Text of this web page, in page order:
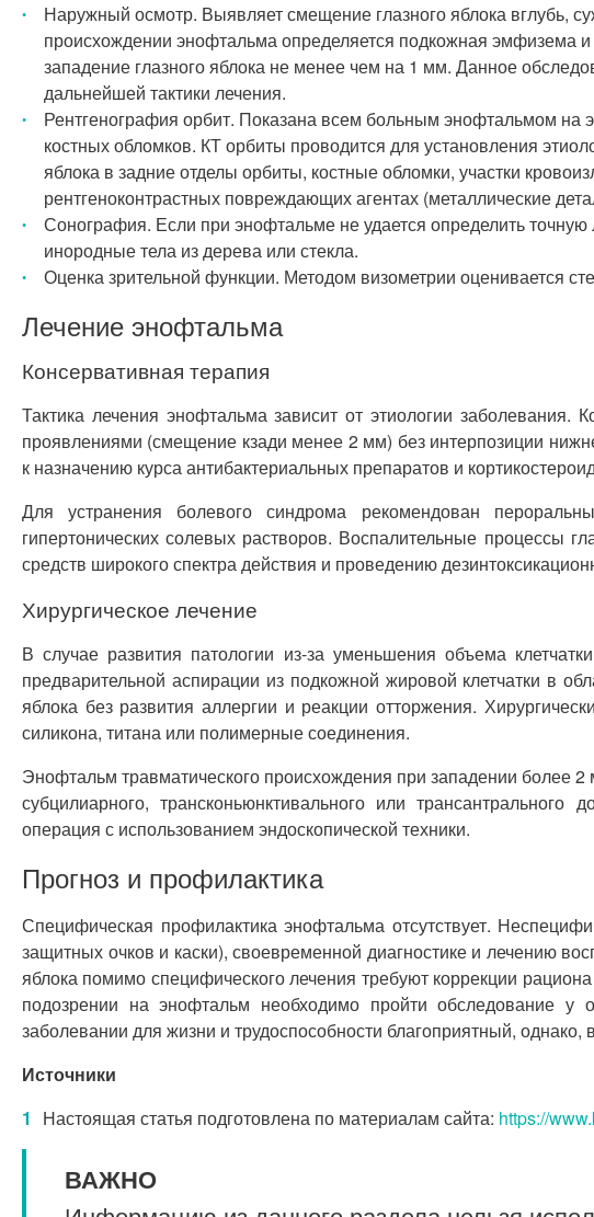
Наружный осмотр. Выявляет смещение глазного яблока вглубь,
происхождении энофтальма определяется подкожная эмфизема
западение глазного яблока не менее чем на 1 мм. Данное
дальнейшей тактики лечения.
Рентгенография орбит. Показана всем больным энофтальмом на
костных обломков. КТ орбиты проводится для установления
яблока в задние отделы орбиты, костные обломки, участки
рентгеноконтрастных повреждающих агентах (металлические
Сонография. Если при энофтальме не удается определить
инородные тела из дерева или стекла.
Оценка зрительной функции. Методом визометрии оценивается
Лечение энофтальма
Консервативная терапия
Тактика лечения энофтальма зависит от этиологии
проявлениями (смещение кзади менее 2 мм) без интерпозиции
к назначению курса антибактериальных препаратов и
Для устранения болевого синдрома рекомендован
гипертонических солевых растворов. Воспалительные процессы
средств широкого спектра действия и проведению
Хирургическое лечение
В случае развития патологии из-за уменьшения объема
предварительной аспирации из подкожной жировой клетчатки в
яблока без развития аллергии и реакции отторжения.
силикона, титана или полимерные соединения.
Энофтальм травматического происхождения при западении более
субцилиарного, трансконьюнктивального или
операция с использованием эндоскопической техники.
Прогноз и профилактика
Специфическая профилактика энофтальма отсутствует.
защитных очков и каски), своевременной диагностике и лечению
яблока помимо специфического лечения требуют коррекции
подозрении на энофтальм необходимо пройти обследование у
заболевании для жизни и трудоспособности благоприятный,
Источники
Настоящая статья подготовлена по материалам сайта: https://
ВАЖНО